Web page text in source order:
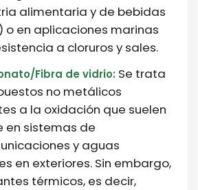
alimentaria y de bebidas
o en aplicaciones marinas
a cloruros y sales.
Fibra de vidrio: Se trata
no metálicos
a la oxidación que suelen
en sistemas de
y aguas
en exteriores. Sin embargo,
térmicos, es decir,